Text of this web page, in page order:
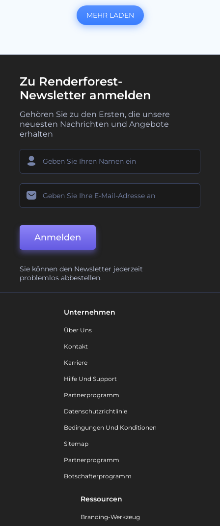
MEHR LADEN
Zu Renderforest-
Newsletter anmelden
Gehören Sie zu den Ersten, die unsere
neuesten Nachrichten und Angebote
erhalten
Anmelden
Sie können den Newsletter jederzeit
problemlos abbestellen.
Unternehmen
Über Uns
Kontakt
Karriere
Hilfe Und Support
Partnerprogramm
Datenschutzrichtlinie
Bedingungen Und Konditionen
Sitemap
Partnerprogramm
Botschafterprogramm
Ressourcen
Branding-Werkzeug